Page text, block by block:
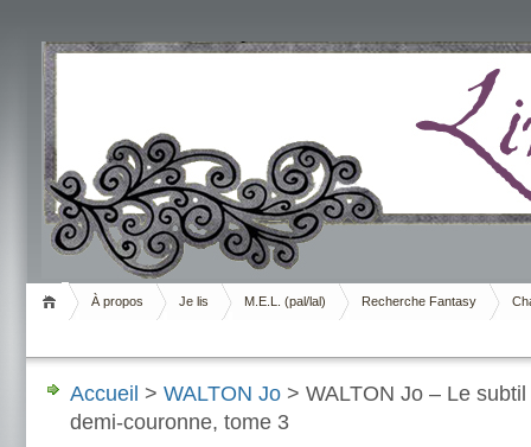
Livrement
À propos Je lis M.E.L. (pal/lal) Recherche Fantasy
Accueil > WALTON Jo > WALTON Jo – Le
demi-couronne, tome 3